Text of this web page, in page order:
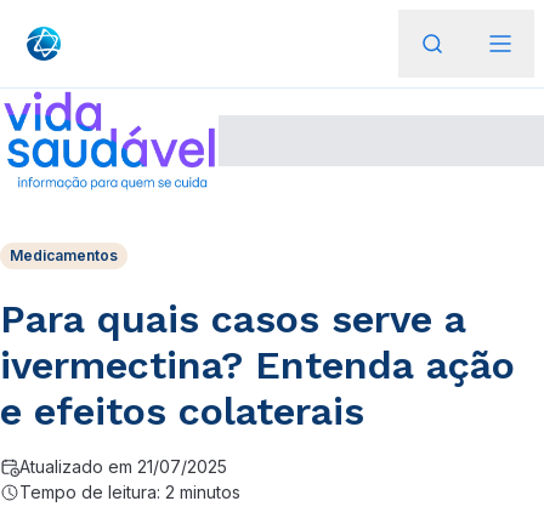
Medicamentos
Para quais casos serve a
ivermectina? Entenda ação
e efeitos colaterais
Atualizado em 21/07/2025
Tempo de leitura: 2 minutos